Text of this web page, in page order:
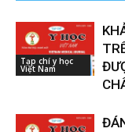
Tạp chí y học
Việt Nam